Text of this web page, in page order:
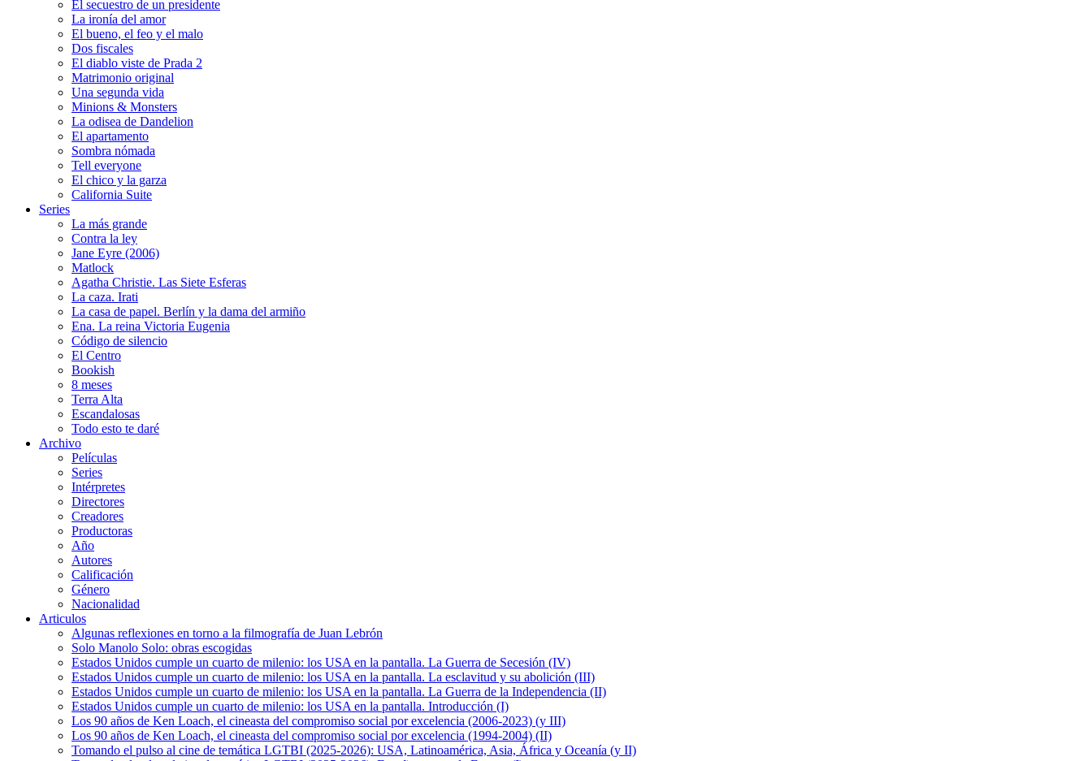
El secuestro de un presidente
La ironía del amor
El bueno, el feo y el malo
Dos fiscales
El diablo viste de Prada 2
Matrimonio original
Una segunda vida
Minions & Monsters
La odisea de Dandelion
El apartamento
Sombra nómada
Tell everyone
El chico y la garza
California Suite
Series
La más grande
Contra la ley
Jane Eyre (2006)
Matlock
Agatha Christie. Las Siete Esferas
La caza. Irati
La casa de papel. Berlín y la dama del armiño
Ena. La reina Victoria Eugenia
Código de silencio
El Centro
Bookish
8 meses
Terra Alta
Escandalosas
Todo esto te daré
Archivo
Películas
Series
Intérpretes
Directores
Creadores
Productoras
Año
Autores
Calificación
Género
Nacionalidad
Articulos
Algunas reflexiones en torno a la filmografía de Juan Lebrón
Solo Manolo Solo: obras escogidas
Estados Unidos cumple un cuarto de milenio: los USA en la pantalla. La Guerra de Secesión (IV)
Estados Unidos cumple un cuarto de milenio: los USA en la pantalla. La esclavitud y su abolición (III)
Estados Unidos cumple un cuarto de milenio: los USA en la pantalla. La Guerra de la Independencia (II)
Estados Unidos cumple un cuarto de milenio: los USA en la pantalla. Introducción (I)
Los 90 años de Ken Loach, el cineasta del compromiso social por excelencia (2006-2023) (y III)
Los 90 años de Ken Loach, el cineasta del compromiso social por excelencia (1994-2004) (II)
Tomando el pulso al cine de temática LGTBI (2025-2026): USA, Latinoamérica, Asia, África y Oceanía (y II)